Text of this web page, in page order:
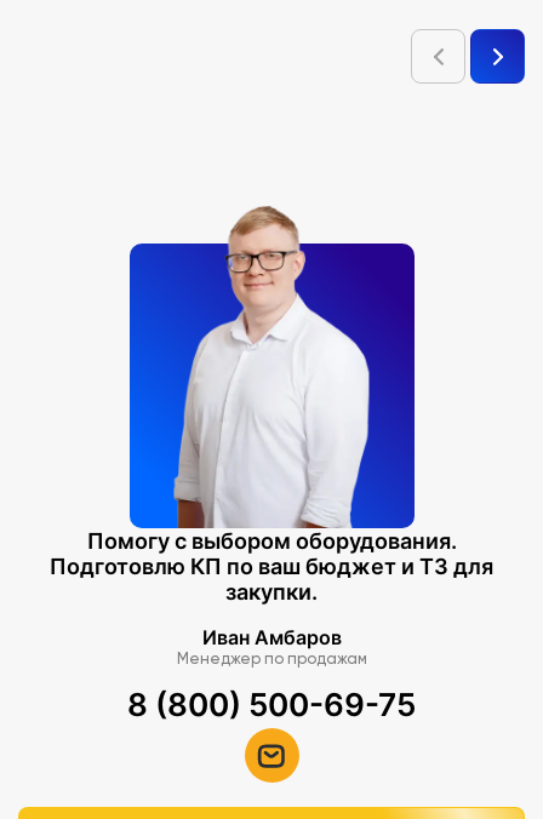
Помогу с выбором оборудования.
Подготовлю КП по ваш бюджет и ТЗ для
закупки.
Иван Амбаров
Менеджер по продажам
8 (800) 500-69-75